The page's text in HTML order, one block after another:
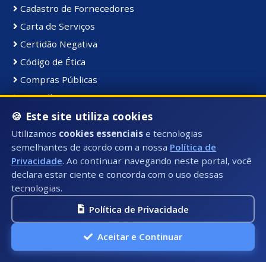
Cadastro de Fornecedores
Carta de Serviços
Certidão Negativa
Código de Ética
Compras Públicas
Conselhos Municipais
Consultas Públicas
Contratos
Cult, Turis, Esp e Lazer
Decretos
Despesas
Divida Ativa
Emissão de DAM
🍪 Este site utiliza cookies
Utilizamos cookies essenciais e tecnologias
semelhantes de acordo com a nossa Política de
Privacidade. Ao continuar navegando neste portal, você
declara estar ciente e concorda com o uso dessas
tecnologias.
Política de Privacidade
Aceitar e Continuar